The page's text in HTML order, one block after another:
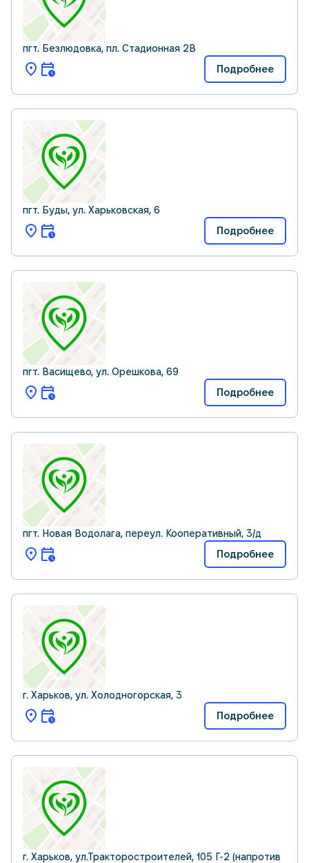
пгт. Безлюдовка, пл. Стадионная 2В
Подробнее
пгт. Буды, ул. Харьковская, 6
Подробнее
пгт. Васищево, ул. Орешкова, 69
Подробнее
пгт. Новая Водолага, переул. Кооперативный, 3/д
Подробнее
г. Харьков, ул. Холодногорская, 3
Подробнее
г. Харьков, ул.Тракторостроителей, 105 Г-2 (напротив